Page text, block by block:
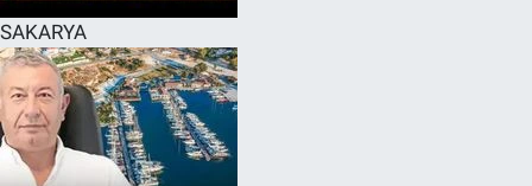
SAKARYA